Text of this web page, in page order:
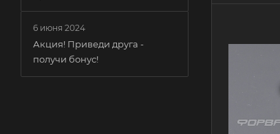
6 июня 2024
Акция! Приведи друга -
получи бонус!